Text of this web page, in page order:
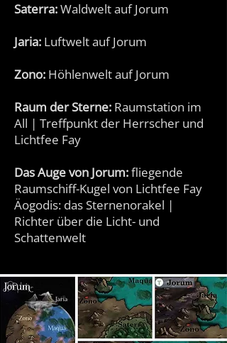
Saterra:Waldwelt auf Jorum
Jaria: Luftwelt auf Jorum
Zono: Höhlenwelt auf Jorum
Raum der Sterne: Raumstation im
All | Treffpunkt der Herrscher und
Lichtfee Fay
Das Auge von Jorum:fliegende
Raumschiff-Kugel von Lichtfee Fay
Äogodis: das Sternenorakel |
Richter über die Licht- und
Schattenwelt